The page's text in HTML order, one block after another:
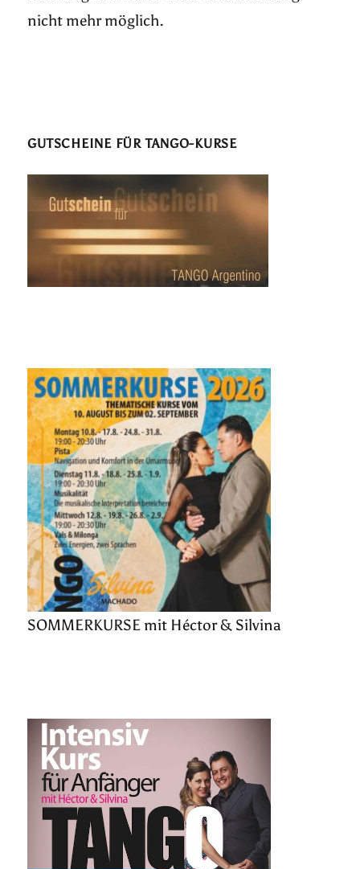
nicht mehr möglich.
GUTSCHEINE FÜR TANGO-KURSE
SOMMERKURSE mit Héctor & Silvina